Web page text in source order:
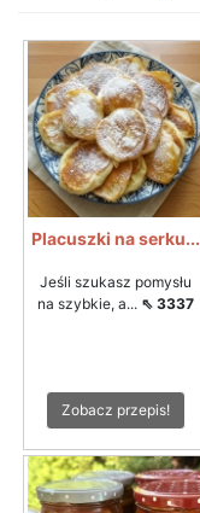
Placuszki na serku...
Jeśli szukasz pomysłu
na szybkie, a... ⇖ 3337
Zobacz przepis!